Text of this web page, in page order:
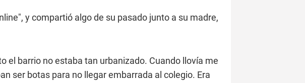
y compartió algo de su pasado junto a su madre,
el barrio no estaba tan urbanizado. Cuando llovía me
ser botas para no llegar embarrada al colegio. Era